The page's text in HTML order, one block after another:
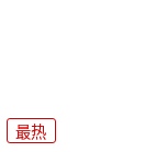
最热